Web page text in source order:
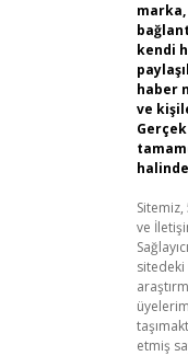
kendi
haber
ve
ve
etmiş